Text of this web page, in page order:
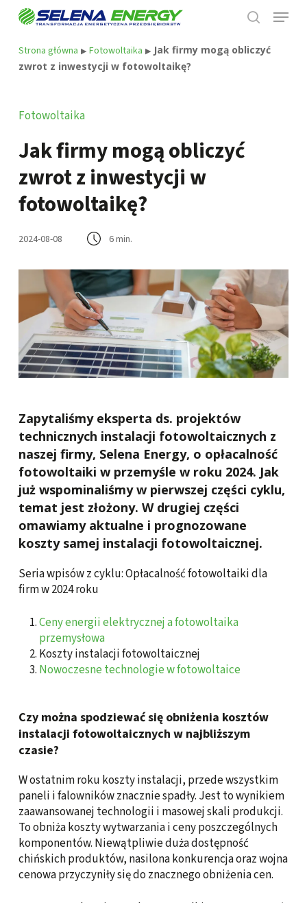
Skip
content
Menu
Strona główna ▶ Fotowoltaika ▶ Jak firmy mogą obliczyć
zwrot z inwestycji w fotowoltaikę?
Fotowoltaika
Jak firmy mogą obliczyć
zwrot z inwestycji w
fotowoltaikę?
2024-08-08 6 min.
Zapytaliśmy eksperta ds. projektów
technicznych instalacji fotowoltaicznych z
naszej firmy, Selena Energy, o opłacalność
fotowoltaiki w przemyśle w roku 2024. Jak
już wspominaliśmy w pierwszej części cyklu,
temat jest złożony. W drugiej części
omawiamy aktualne i prognozowane
koszty samej instalacji fotowoltaicznej.
Seria wpisów z cyklu: Opłacalność fotowoltaiki dla
firm w 2024 roku
Ceny energii elektrycznej a fotowoltaika
przemysłowa
Koszty instalacji fotowoltaicznej
Nowoczesne technologie w fotowoltaice
Czy można spodziewać się obniżenia kosztów
instalacji fotowoltaicznych w najbliższym
czasie?
W ostatnim roku koszty instalacji, przede wszystkim
paneli i falowników znacznie spadły. Jest to wynikiem
zaawansowanej technologii i masowej skali produkcji.
To obniża koszty wytwarzania i ceny poszczególnych
komponentów. Niewątpliwie duża dostępność
chińskich produktów, nasilona konkurencja oraz wojna
cenowa przyczyniły się do znacznego obniżenia cen.